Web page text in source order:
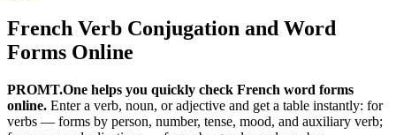
French Verb Conjugation and Word
Forms Online
PROMT.One helps you quickly check French word forms
online. Enter a verb, noun, or adjective and get a table instantly: for
verbs — forms by person, number, tense, mood, and auxiliary verb;